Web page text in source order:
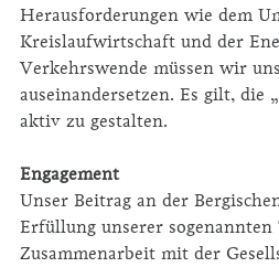
Herausforderungen wie dem
Kreislaufwirtschaft und der
Verkehrswende müssen wir
auseinandersetzen. Es gilt, die
aktiv zu gestalten.
Engagement
Unser Beitrag an der
Erfüllung unserer
Zusammenarbeit mit der